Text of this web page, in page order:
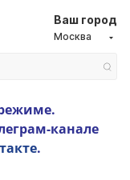
Ваш город
Москва
канале
.